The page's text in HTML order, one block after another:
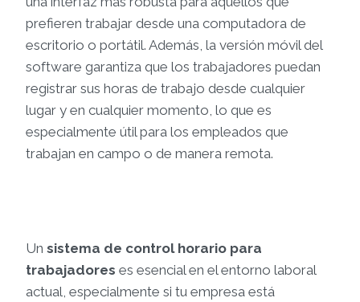
prefieren trabajar desde una computadora de
escritorio o portátil. Además, la versión móvil del
software garantiza que los trabajadores puedan
registrar sus horas de trabajo desde cualquier
lugar y en cualquier momento, lo que es
especialmente útil para los empleados que
trabajan en campo o de manera remota.
Un sistema de control horario para
trabajadores es esencial en el entorno laboral
actual, especialmente si tu empresa está